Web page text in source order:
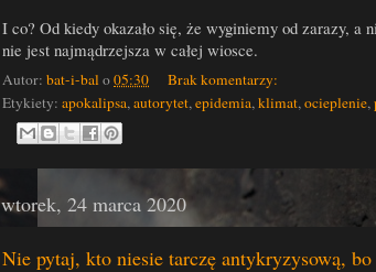
I co? Od kiedy okazało się, że wyginiemy od zarazy, a
nie jest najmądrzejsza w całej wiosce.
Autor: bat-i-balo05:30
Brak komentarzy:
Etykiety: apokalipsa,autorytet,epidemia,klimat,ocieplenie,
wtorek, 24 marca 2020
Nie pytaj, kto niesie tarczę antykryzysową,